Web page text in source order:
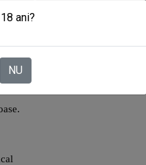
330g Dimensiuni: (Lxlxh)
de glucoza, extract de cafea.
ani?
NU